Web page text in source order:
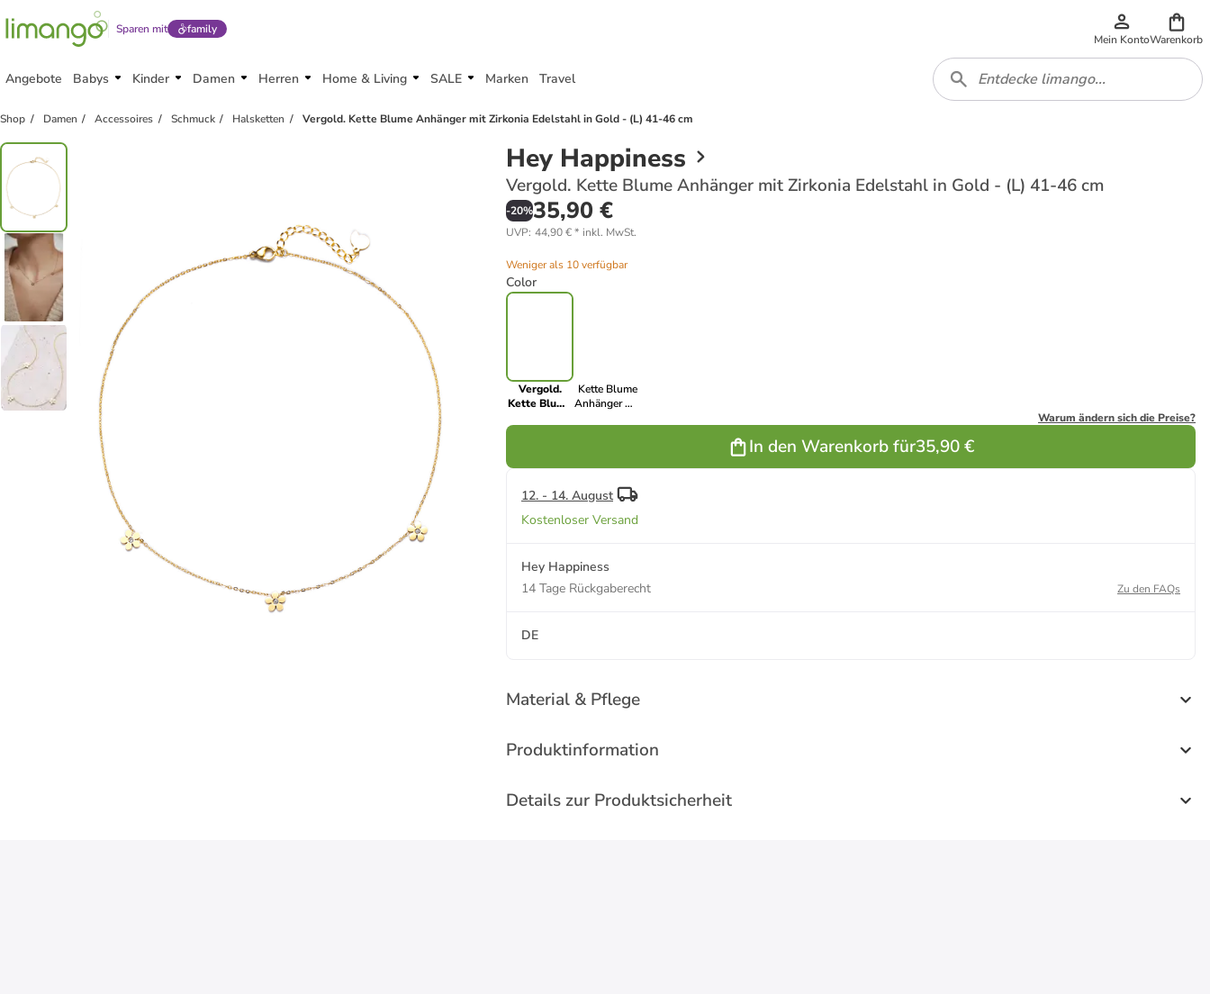
Sparen mit family
Mein KontoWarenkorb
Angebote Babys Kinder Damen Herren Home & Living SALE Marken Travel
Shop Damen Accessoires Schmuck Halsketten Vergold. Kette Blume Anhänger mit Zirkonia Edelstahl in Gold - (L) 41-46 cm
Hey Happiness
Vergold. Kette Blume Anhänger mit Zirkonia Edelstahl in Gold - (L) 41-46 cm
-20%35,90 €
UVP: 44,90 €* inkl. MwSt.
Weniger als 10 verfügbar
Color
Vergold.
Kette Blume
Kette Blume
Anhänger mit
Warum ändern sich die Preise?
In den Warenkorb für35,90 €
12. - 14. August
Kostenloser Versand
Hey Happiness
14 Tage Rückgaberecht
Zu den FAQs
DE
Material & Pflege
Produktinformation
Details zur Produktsicherheit